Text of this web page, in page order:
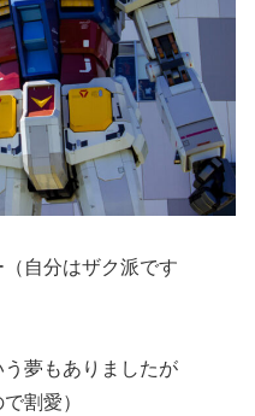
自分はザク派です
う夢もありましたが
割愛）